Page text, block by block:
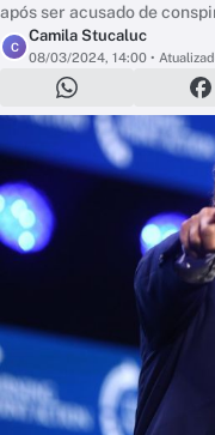
após ser acusado de
C
Camila Stucaluc
08/03/2024, 14:00 •